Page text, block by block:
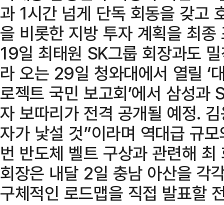
과 1시간 넘게 단독 회동을 갖고
을 비롯한 지방 투자 계획을 최
19일 최태원 SK그룹 회장과도
라 오는 29일 청와대에서 열릴 ‘
로젝트 국민 보고회’에서 삼성과
자 보따리가 전격 공개될 예정.
자가 낯설 것”이라며 역대급 규
번 반도체 벨트 구상과 관련해
회장은 내달 2일 충남 아산을 각
구체적인 로드맵을 직접 발표할